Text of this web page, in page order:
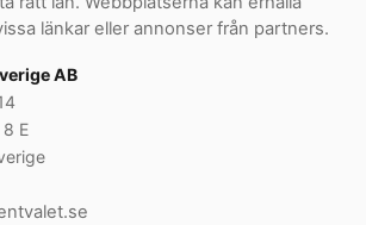
länkar eller annonser från partners.
AB
E